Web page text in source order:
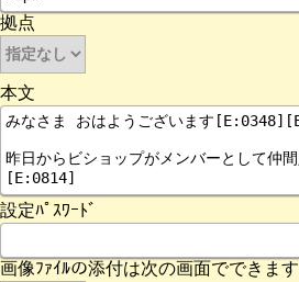
拠点
本文
設定ﾊﾟｽﾜｰﾄﾞ
画像ﾌｧｲﾙの添付は次の画面でできます